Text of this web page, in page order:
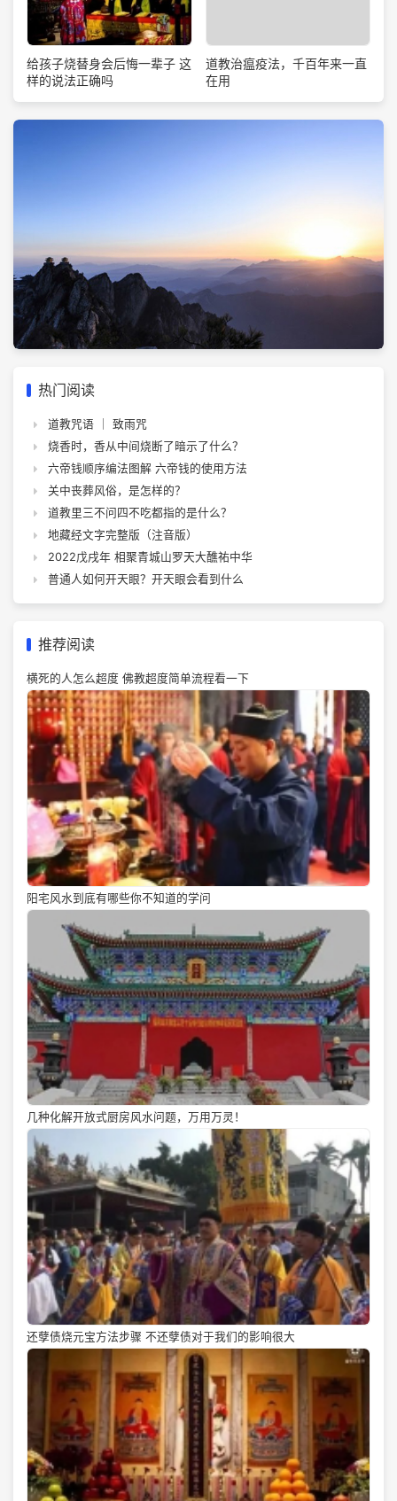
给孩子烧替身会后悔一辈子 这
样的说法正确吗
道教治瘟疫法，千百年来一直
在用
热门阅读
道教咒语 ｜ 致雨咒
烧香时，香从中间烧断了暗示了什么？
六帝钱顺序编法图解 六帝钱的使用方法
关中丧葬风俗，是怎样的？
道教里三不问四不吃都指的是什么？
地藏经文字完整版（注音版）
2022戊戌年 相聚青城山罗天大醮祐中华
普通人如何开天眼？开天眼会看到什么
推荐阅读
横死的人怎么超度 佛教超度简单流程看一下
阳宅风水到底有哪些你不知道的学问
几种化解开放式厨房风水问题，万用万灵！
还孽债烧元宝方法步骤 不还孽债对于我们的影响很大